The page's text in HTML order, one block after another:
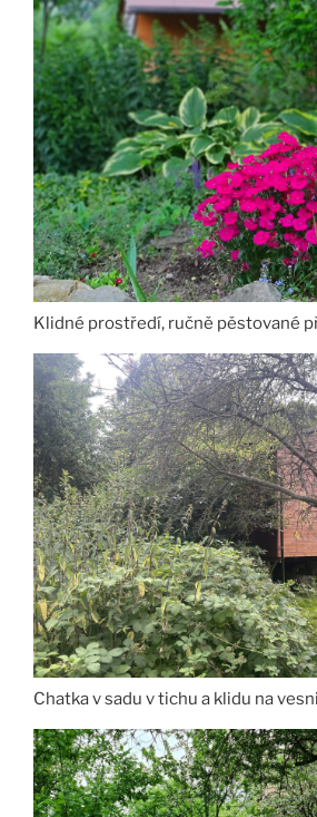
Klidné prostředí, ručně pěstované
Chatka v sadu v tichu a klidu na